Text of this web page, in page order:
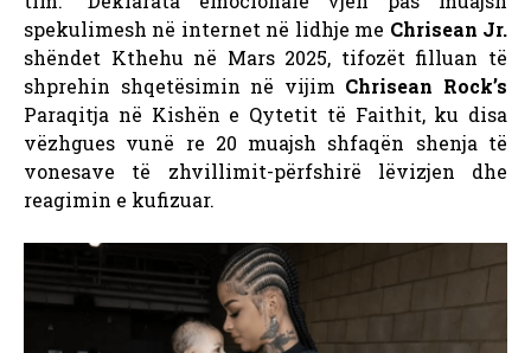
spekulimesh në internet në lidhje me Chrisean Jr.
shëndet Kthehu në Mars 2025, tifozët filluan të
shprehin shqetësimin në vijim Chrisean Rock’s
Paraqitja në Kishën e Qytetit të Faithit, ku disa
vëzhgues vunë re 20 muajsh shfaqën shenja të
vonesave të zhvillimit-përfshirë lëvizjen dhe
reagimin e kufizuar.